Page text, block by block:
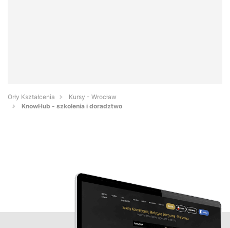
Orły Kształcenia
Kursy - Wrocław
KnowHub - szkolenia i doradztwo